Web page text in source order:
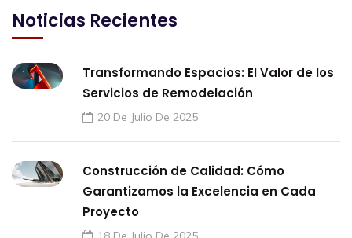
Noticias Recientes
Transformando Espacios: El Valor de los
Servicios de Remodelación
20 De Julio De 2025
Construcción de Calidad: Cómo
Garantizamos la Excelencia en Cada
Proyecto